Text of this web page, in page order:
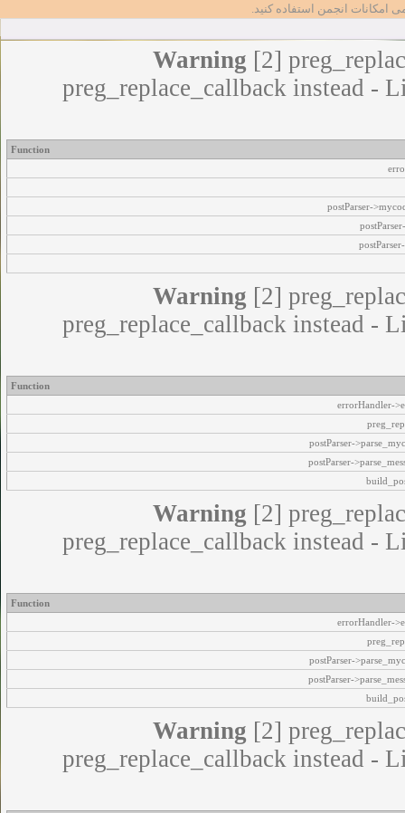
امکانات انجمن استفاده کنید.
Warning [2]
preg_replace_callback instead -
Function
postParser-
Warning [2]
preg_replace_callback instead -
Function
errorHandler-
postParser-
postParser-
Warning [2]
preg_replace_callback instead -
Function
errorHandler-
postParser-
postParser-
Warning [2]
preg_replace_callback instead -